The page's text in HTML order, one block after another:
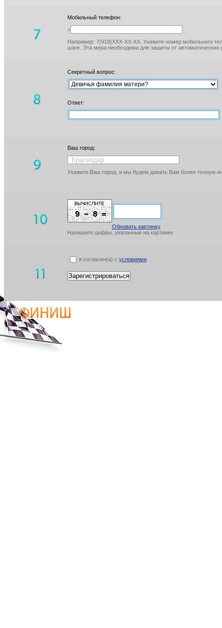
Мобильный телефон:
+
Например: 7(918)XXX-XX-XX. Укажите номер мобильного
шаге. Эта мера необходима для защиты от автоматических
Секретный вопрос:
Ответ:
Ваш город:
Укажите Ваш город, и мы будем давать Вам более точную
Обновить картинку
Напишите цифры, указанные на картинке
я согласен(а) с условиями
Зарегистрироваться